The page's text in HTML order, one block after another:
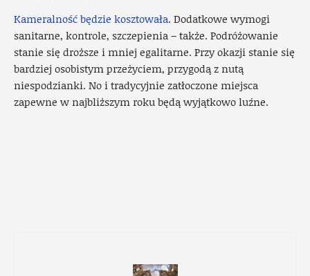
Kameralność będzie kosztowała. Dodatkowe wymogi
sanitarne, kontrole, szczepienia – także. Podróżowanie
stanie się droższe i mniej egalitarne. Przy okazji stanie się
bardziej osobistym przeżyciem, przygodą z nutą
niespodzianki. No i tradycyjnie zatłoczone miejsca
zapewne w najbliższym roku będą wyjątkowo luźne.